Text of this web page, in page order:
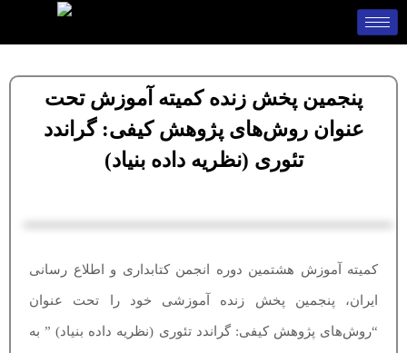
پنجمین پخش زنده کمیته آموزش تحت
عنوان روش‌های پژوهش کیفی: گراندد
تئوری (نظریه داده بنیاد)
کمیته آموزش هشتمین دوره انجمن کتابداری و اطلاع رسانی
ایران، پنجمین پخش زنده آموزشی خود را تحت عنوان
“روش‌های پژوهش کیفی: گراندد تئوری (نظریه داده بنیاد)” به